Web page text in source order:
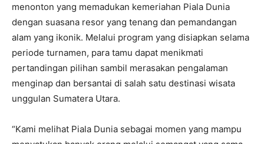
menonton yang memadukan kemeriahan Piala Dunia
dengan suasana resor yang tenang dan pemandangan
alam yang ikonik. Melalui program yang disiapkan selama
periode turnamen, para tamu dapat menikmati
pertandingan pilihan sambil merasakan pengalaman
menginap dan bersantai di salah satu destinasi wisata
unggulan Sumatera Utara.
“Kami melihat Piala Dunia sebagai momen yang mampu